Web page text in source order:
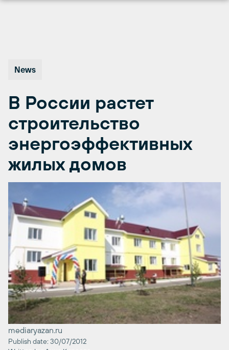
News
В России растет
строительство
энергоэффективных
жилых домов
mediaryazan.ru
Publish date: 30/07/2012